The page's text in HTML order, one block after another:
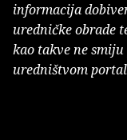
informacija
uredničke obrade
kao takve ne
uredništvom